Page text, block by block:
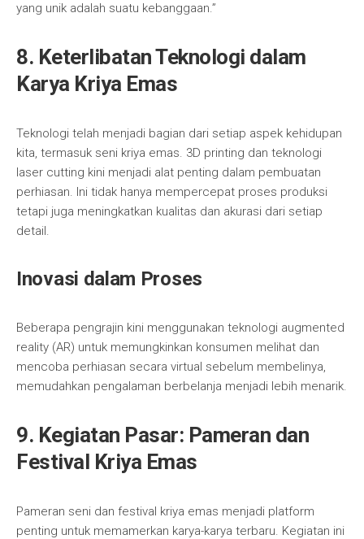
yang unik adalah suatu kebanggaan.”
8. Keterlibatan Teknologi dalam
Karya Kriya Emas
Teknologi telah menjadi bagian dari setiap aspek kehidupan
kita, termasuk seni kriya emas. 3D printing dan teknologi
laser cutting kini menjadi alat penting dalam pembuatan
perhiasan. Ini tidak hanya mempercepat proses produksi
tetapi juga meningkatkan kualitas dan akurasi dari setiap
detail.
Inovasi dalam Proses
Beberapa pengrajin kini menggunakan teknologi augmented
reality (AR) untuk memungkinkan konsumen melihat dan
mencoba perhiasan secara virtual sebelum membelinya,
memudahkan pengalaman berbelanja menjadi lebih menarik.
9. Kegiatan Pasar: Pameran dan
Festival Kriya Emas
Pameran seni dan festival kriya emas menjadi platform
penting untuk memamerkan karya-karya terbaru. Kegiatan ini